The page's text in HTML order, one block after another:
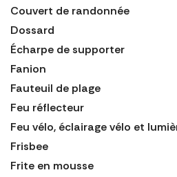
Couvert de randonnée
Dossard
Écharpe de supporter
Fanion
Fauteuil de plage
Feu réflecteur
Feu vélo, éclairage vélo et
Frisbee
Frite en mousse